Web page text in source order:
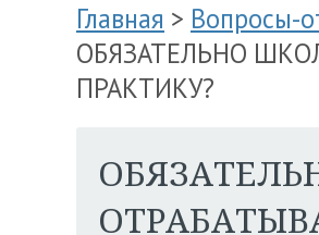
Главная > Вопросы-
ОБЯЗАТЕЛЬНО
ПРАКТИКУ?